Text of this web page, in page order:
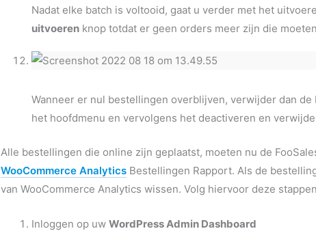
Nadat elke batch is voltooid, gaat u verder met het
uitvoeren knop totdat er geen orders meer zijn die
Wanneer er nul bestellingen overblijven, verwijder dan
het hoofdmenu en vervolgens het deactiveren en
Alle bestellingen die online zijn geplaatst, moeten nu de
WooCommerce Analytics Bestellingen Rapport. Als de
van WooCommerce Analytics wissen. Volg hiervoor deze
Inloggen op uw WordPress Admin Dashboard